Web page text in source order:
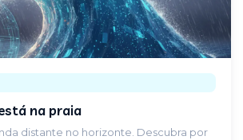
na praia
distante no horizonte. Descubra por